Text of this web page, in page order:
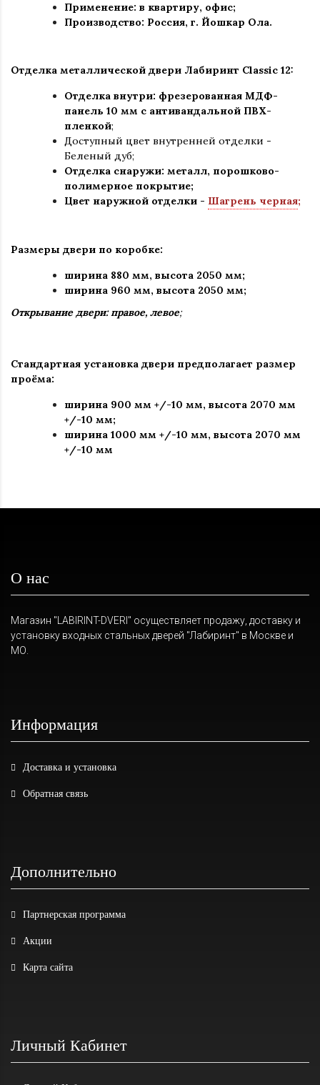
Применение: в квартиру, офис;
Производство: Россия, г. Йошкар Ола.
Отделка металлической двери Лабиринт Classic 12:
Отделка внутри: фрезерованная МДФ-
панель 10 мм с антивандальной ПВХ-
пленкой;
Доступный цвет внутренней отделки -
Беленый дуб;
Отделка снаружи: металл, порошково-
полимерное покрытие;
Цвет наружной отделки - Шагрень черная;
Размеры двери по коробке:
ширина 880 мм, высота 2050 мм;
ширина 960 мм, высота 2050 мм;
Открывание двери: правое, левое;
Стандартная установка двери предполагает размер
проёма:
ширина 900 мм +/-10 мм, высота 2070 мм
+/-10 мм;
ширина 1000 мм +/-10 мм, высота 2070 мм
+/-10 мм
О нас
Магазин "LABIRINT-DVERI" осуществляет продажу, доставку и
установку входных стальных дверей "Лабиринт" в Москве и
МО.
Информация
Доставка и установка
Обратная связь
Дополнительно
Партнерская программа
Акции
Карта сайта
Личный Кабинет